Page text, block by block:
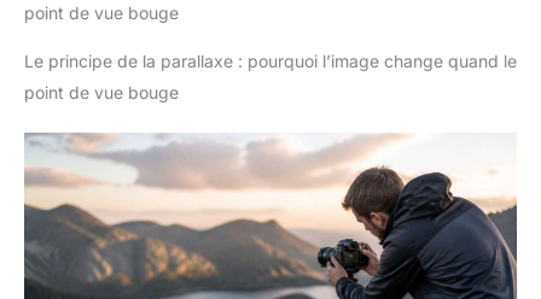
point de vue bouge
Le principe de la parallaxe : pourquoi l’image change quand le
point de vue bouge